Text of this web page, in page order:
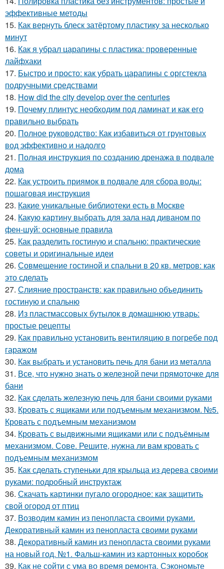
эффективные методы
15. Как вернуть блеск затёртому пластику за несколько
минут
16. Как я убрал царапины с пластика: проверенные
лайфхаки
17. Быстро и просто: как убрать царапины с оргстекла
подручными средствами
18. How did the city develop over the centuries
19. Почему плинтус необходим под ламинат и как его
правильно выбрать
20. Полное руководство: Как избавиться от грунтовых
вод эффективно и надолго
21. Полная инструкция по созданию дренажа в подвале
дома
22. Как устроить приямок в подвале для сбора воды:
пошаговая инструкция
23. Какие уникальные библиотеки есть в Москве
24. Какую картину выбрать для зала над диваном по
фен-шуй: основные правила
25. Как разделить гостиную и спальню: практические
советы и оригинальные идеи
26. Совмещение гостиной и спальни в 20 кв. метров: как
это сделать
27. Слияние пространств: как правильно объединить
гостиную и спальню
28. Из пластмассовых бутылок в домашнюю утварь:
простые рецепты
29. Как правильно установить вентиляцию в погребе под
гаражом
30. Как выбрать и установить печь для бани из металла
31. Все, что нужно знать о железной печи прямоточке для
бани
32. Как сделать железную печь для бани своими руками
33. Кровать с ящиками или подъемным механизмом. №5.
Кровать с подъемным механизмом
34. Кровать с выдвижными ящиками или с подъёмным
механизмом. Сове. Решите, нужна ли вам кровать с
подъемным механизмом
35. Как сделать ступеньки для крыльца из дерева своими
руками: подробный инструктаж
36. Скачать картинки пугало огородное: как защитить
свой огород от птиц
37. Возводим камин из пенопласта своими руками.
Декоративный камин из пенопласта своими руками
38. Декоративный камин из пенопласта своими руками
на новый год. №1. Фальш-камин из картонных коробок
39. Как не сойти с ума во время ремонта. Сэкономьте